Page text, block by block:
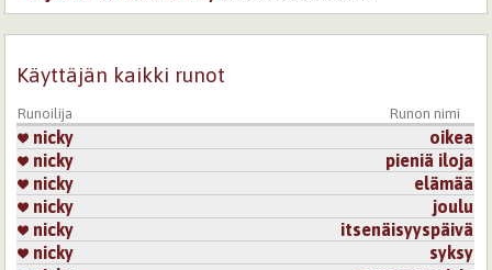
Käyttäjän kaikki runot
Runoilija Runon nimi
nicky
oikea
nicky
pieniä iloja
nicky
elämää
nicky
joulu
nicky
itsenäisyyspäivä
nicky
syksy